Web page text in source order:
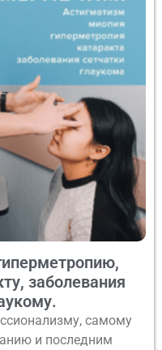
заболевания
самому
и последним